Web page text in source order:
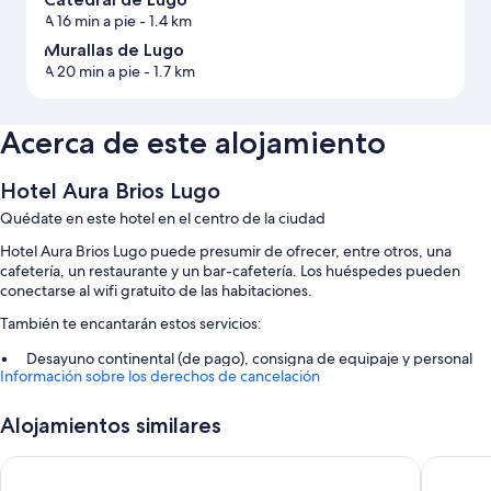
A 16 min a pie- 1.4 km
Murallas de Lugo
A 20 min a pie- 1.7 km
Acerca de este alojamiento
Hotel Aura Brios Lugo
Quédate en este hotel en el centro de la ciudad
Hotel Aura Brios Lugo puede presumir de ofrecer, entre otros, una
cafetería, un restaurante y un bar-cafetería. Los huéspedes pueden
conectarse al wifi gratuito de las habitaciones.
También te encantarán estos servicios:
Desayuno continental (de pago), consigna de equipaje y personal
multilingüe
conserjería
Un ascensor
Información sobre los derechos de cancelación
Alojamientos similares
O Forno de Catuxa Hotel